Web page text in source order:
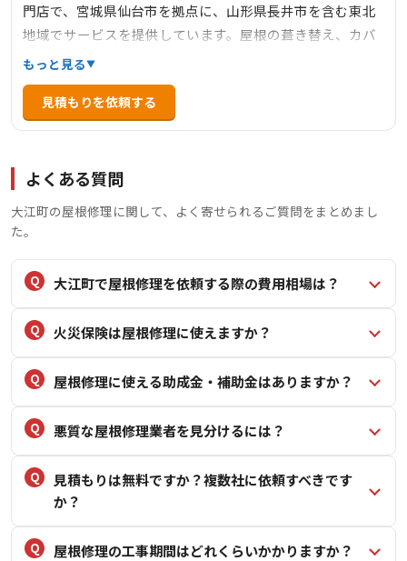
門店で、宮城県仙台市を拠点に、山形県長井市を含む東北
地域でサービスを提供しています。屋根の葺き替え、カバ
ー工法、屋根塗装、雨樋修理など、幅広い屋根工事に対応
しており、最短即日の迅速な対応が特徴です。火災保険の
申請サポートも行っており、自己負担ゼロでの修理を支援
しています。自社施工により中間マージンを排除し、適正
施しており、地域密着型の信頼できる業者として、多くの
もっと見る
見積もりを依頼する
よくある質問
大江町の屋根修理に関して、よく寄せられるご質問をまとめまし
た。
大江町で屋根修理を依頼する際の費用相場は？
火災保険は屋根修理に使えますか？
屋根修理に使える助成金・補助金はありますか？
悪質な屋根修理業者を見分けるには？
見積もりは無料ですか？複数社に依頼すべきです
か？
屋根修理の工事期間はどれくらいかかりますか？